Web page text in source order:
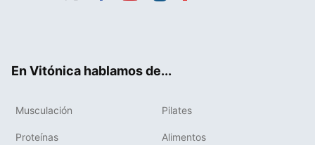
En Vitónica hablamos de...
Musculación Pilates
Proteínas Alimentos